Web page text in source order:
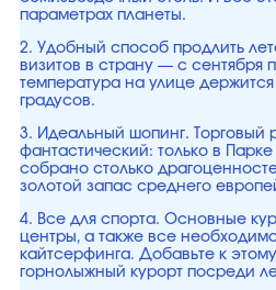
параметрах планеты.
2. Удобный способ продлить
визитов в страну — с сентября
температура на улице
градусов.
3. Идеальный шопинг. Торговый
фантастический: только в
собрано столько
золотой запас среднего
4. Все для спорта. Основные
центры, а также все
кайтсерфинга. Добавьте к
горнолыжный курорт посреди